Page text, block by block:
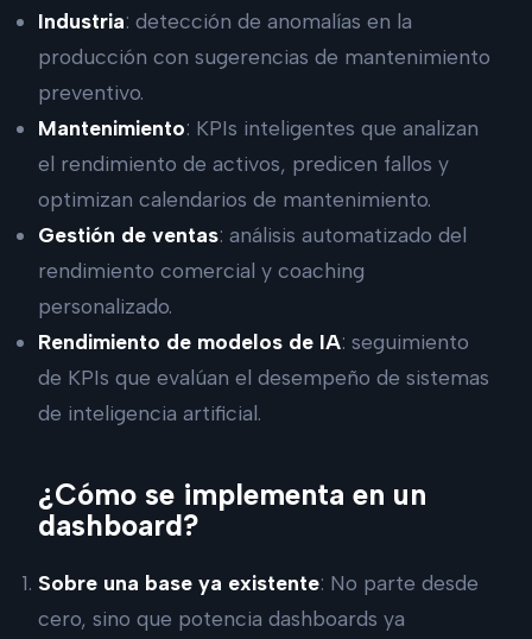
Industria: detección de anomalías en la
producción con sugerencias de mantenimiento
preventivo.
Mantenimiento: KPIs inteligentes que analizan
el rendimiento de activos, predicen fallos y
optimizan calendarios de mantenimiento.
Gestión de ventas: análisis automatizado del
rendimiento comercial y coaching
personalizado.
Rendimiento de modelos de IA: seguimiento
de KPIs que evalúan el desempeño de sistemas
de inteligencia artificial.
¿Cómo se implementa en un
dashboard?
Sobre una base ya existente: No parte desde
cero, sino que potencia dashboards ya